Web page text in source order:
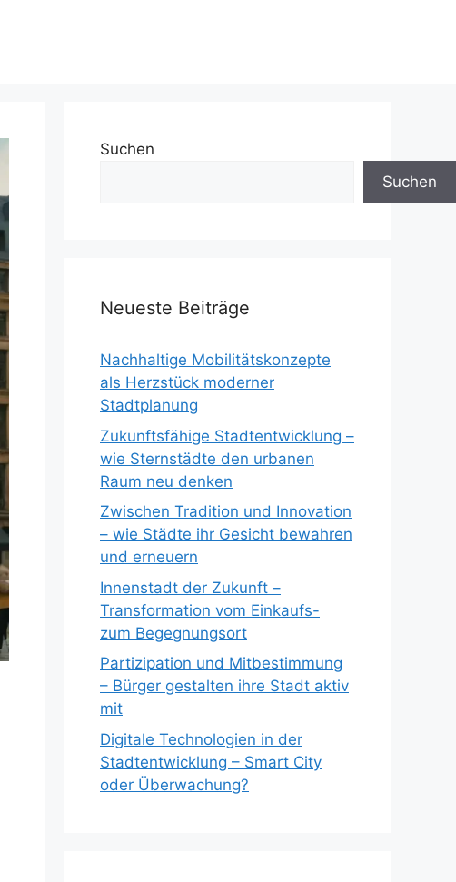
Suchen
Suchen
Neueste Beiträge
Nachhaltige Mobilitätskonzepte
als Herzstück moderner
Stadtplanung
Zukunftsfähige Stadtentwicklung –
wie Sternstädte den urbanen
Raum neu denken
Zwischen Tradition und Innovation
– wie Städte ihr Gesicht bewahren
und erneuern
Innenstadt der Zukunft –
Transformation vom Einkaufs-
zum Begegnungsort
Partizipation und Mitbestimmung
– Bürger gestalten ihre Stadt aktiv
mit
Digitale Technologien in der
Stadtentwicklung – Smart City
oder Überwachung?